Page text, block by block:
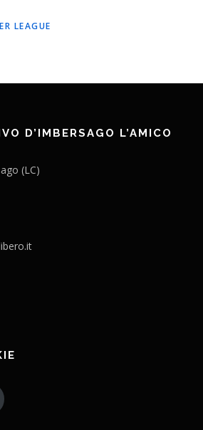
LEAGUE
D’IMBERSAGO L’AMICO
(LC)